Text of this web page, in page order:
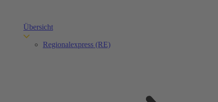
Übersicht
Regionalexpress (RE)